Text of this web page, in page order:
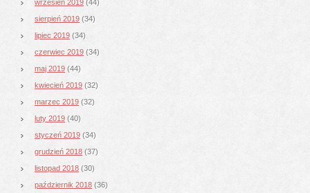
wrzesień 2019 (44)
sierpień 2019 (34)
lipiec 2019 (34)
czerwiec 2019 (34)
maj 2019 (44)
kwiecień 2019 (32)
marzec 2019 (32)
luty 2019 (40)
styczeń 2019 (34)
grudzień 2018 (37)
listopad 2018 (30)
październik 2018 (36)